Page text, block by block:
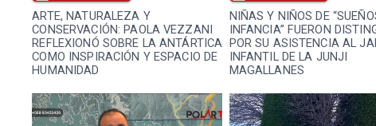
ARTE, NATURALEZA Y
CONSERVACIÓN: PAOLA VEZZANI
REFLEXIONÓ SOBRE LA ANTÁRTICA
COMO INSPIRACIÓN Y ESPACIO DE
HUMANIDAD
NIÑAS Y NIÑOS DE
INFANCIA” FUERON
POR SU ASISTENCIA AL
INFANTIL DE LA JUNJI
MAGALLANES